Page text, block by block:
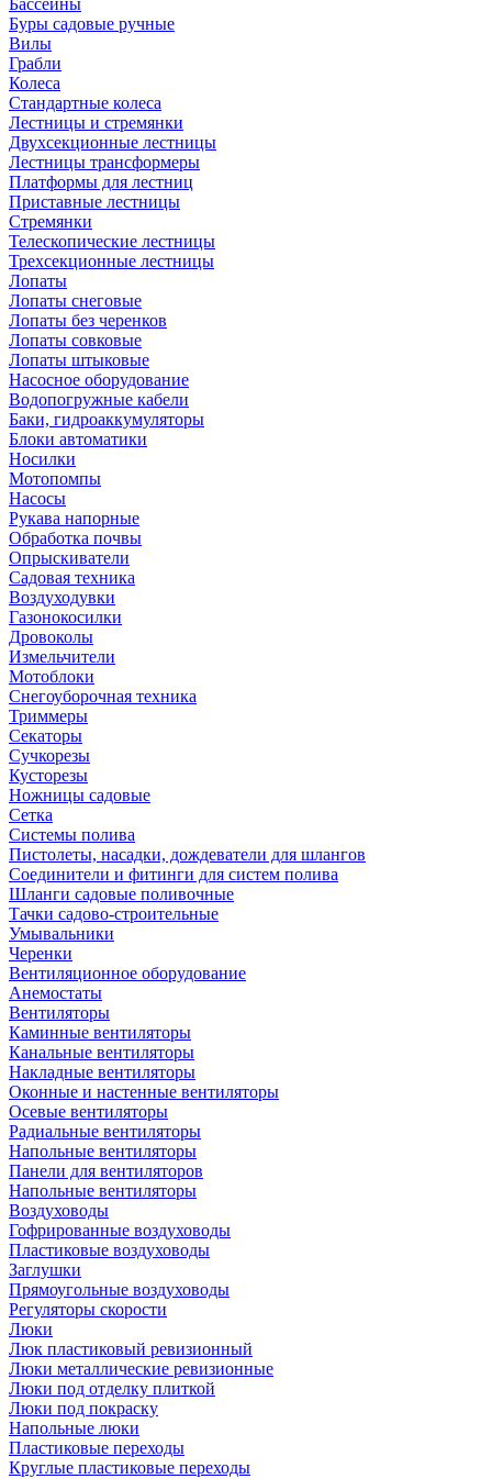
Бассейны
Буры садовые ручные
Вилы
Грабли
Колеса
Стандартные колеса
Лестницы и стремянки
Двухсекционные лестницы
Лестницы трансформеры
Платформы для лестниц
Приставные лестницы
Стремянки
Телескопические лестницы
Трехсекционные лестницы
Лопаты
Лопаты снеговые
Лопаты без черенков
Лопаты совковые
Лопаты штыковые
Насосное оборудование
Водопогружные кабели
Баки, гидроаккумуляторы
Блоки автоматики
Носилки
Мотопомпы
Насосы
Рукава напорные
Обработка почвы
Опрыскиватели
Садовая техника
Воздуходувки
Газонокосилки
Дровоколы
Измельчители
Мотоблоки
Снегоуборочная техника
Триммеры
Секаторы
Сучкорезы
Кусторезы
Ножницы садовые
Сетка
Системы полива
Пистолеты, насадки, дождеватели для шлангов
Соединители и фитинги для систем полива
Шланги садовые поливочные
Тачки садово-строительные
Умывальники
Черенки
Вентиляционное оборудование
Анемостаты
Вентиляторы
Каминные вентиляторы
Канальные вентиляторы
Накладные вентиляторы
Оконные и настенные вентиляторы
Осевые вентиляторы
Радиальные вентиляторы
Напольные вентиляторы
Панели для вентиляторов
Напольные вентиляторы
Воздуховоды
Гофрированные воздуховоды
Пластиковые воздуховоды
Заглушки
Прямоугольные воздуховоды
Регуляторы скорости
Люки
Люк пластиковый ревизионный
Люки металлические ревизионные
Люки под отделку плиткой
Люки под покраску
Напольные люки
Пластиковые переходы
Круглые пластиковые переходы